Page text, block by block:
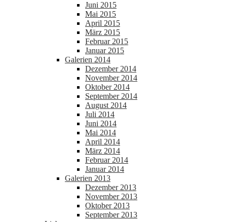
Juni 2015
Mai 2015
April 2015
März 2015
Februar 2015
Januar 2015
Galerien 2014
Dezember 2014
November 2014
Oktober 2014
September 2014
August 2014
Juli 2014
Juni 2014
Mai 2014
April 2014
März 2014
Februar 2014
Januar 2014
Galerien 2013
Dezember 2013
November 2013
Oktober 2013
September 2013